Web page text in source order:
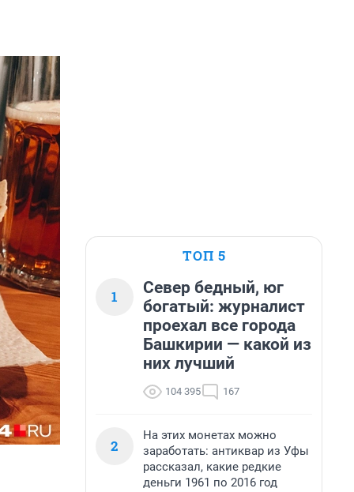
ТОП 5
1
Север бедный, юг
богатый: журналист
проехал все города
Башкирии — какой из
них лучший
104 395 167
2
На этих монетах можно
заработать: антиквар из Уфы
рассказал, какие редкие
деньги 1961 по 2016 год